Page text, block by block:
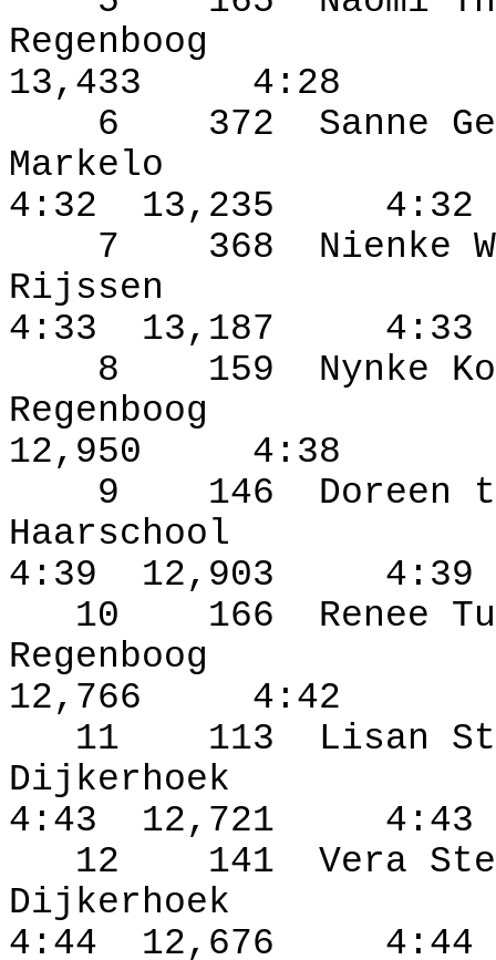
Regenboog
13,433
4:28
6
372
Sanne
Markelo
4:32
13,235
4:32
7
368
Nienke
Rijssen
4:33
13,187
4:33
8
159
Nynke
Regenboog
12,950
4:38
9
146
Doreen
Haarschool
4:39
12,903
4:39
10
166
Renee
Regenboog
12,766
4:42
11
113
Lisan
Dijkerhoek
4:43
12,721
4:43
12
141
Vera
Dijkerhoek
4:44
12,676
4:44